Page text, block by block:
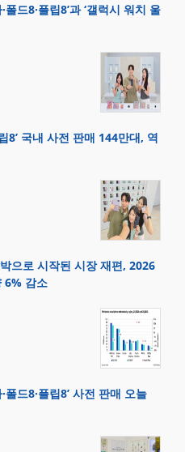
드8·플립8’과 ‘갤럭시 워치 울
8’ 국내 사전 판매 144만대, 역
으로 시작된 시장 재편, 2026
6% 감소
드8·플립8’ 사전 판매 오늘